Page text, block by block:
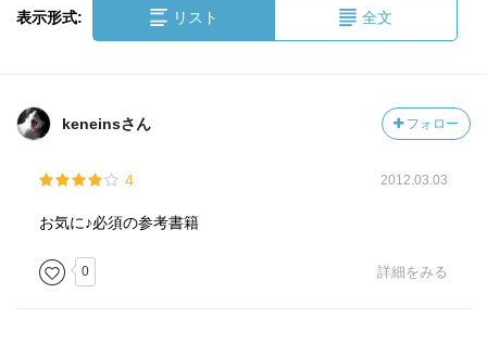
表示形式: リスト 全文
keneinsさん フォロー
4 2012.03.03
お気に♪必須の参考書籍
0 詳細をみる